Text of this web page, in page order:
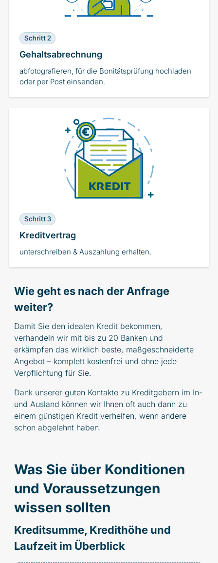
Gehaltsabrechnung
abfotografieren, für die Bonitätsprüfung hochladen
oder per Post einsenden.
Kreditvertrag
unterschreiben & Auszahlung erhalten.
Wie geht es nach der Anfrage
weiter?
Damit Sie den idealen Kredit bekommen,
verhandeln wir mit bis zu 20 Banken und
erkämpfen das wirklich beste, maßgeschneiderte
Angebot – komplett kostenfrei und ohne jede
Verpflichtung für Sie.
Dank unserer guten Kontakte zu Kreditgebern im In-
und Ausland können wir Ihnen oft auch dann zu
einem günstigen Kredit verhelfen, wenn andere
schon abgelehnt haben.
Was Sie über Konditionen
und Voraussetzungen
wissen sollten
Kreditsumme, Kredithöhe und
Laufzeit im Überblick